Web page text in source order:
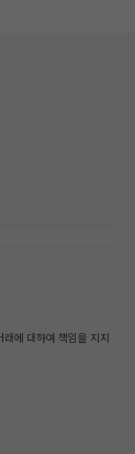
에 대하여 책임을 지지